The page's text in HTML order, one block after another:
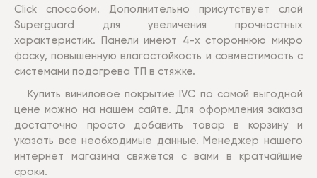
Click способом. Дополнительно присутствует слой
Superguard для увеличения прочностных
характеристик. Панели имеют 4-х стороннюю микро
фаску, повышенную влагостойкость и совместимость с
системами подогрева ТП в стяжке.
Купить виниловое покрытие IVC по самой выгодной
цене можно на нашем сайте. Для оформления заказа
достаточно просто добавить товар в корзину и
указать все необходимые данные. Менеджер нашего
интернет магазина свяжется с вами в кратчайшие
сроки.